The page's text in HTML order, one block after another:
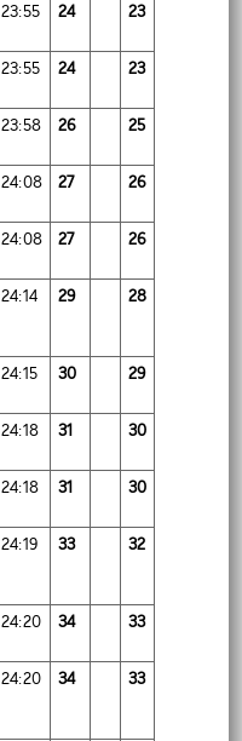
24 23
24 23
26 25
27 26
27 26
29 28
30 29
31 30
31 30
33 32
34 33
34 33